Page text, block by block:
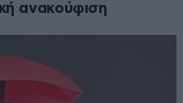
ανακούφιση